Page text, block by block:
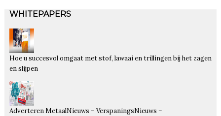
WHITEPAPERS
Hoe u succesvol omgaat met stof, lawaai en trillingen bij het zagen
en slijpen
Adverteren MetaalNieuws – VerspaningsNieuws –